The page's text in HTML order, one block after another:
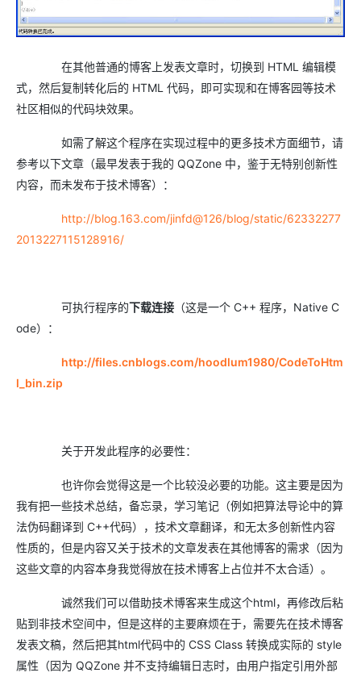
在其他普通的博客上发表文章时，切换到 HTML 编辑模
式，然后复制转化后的 HTML 代码，即可实现和在博客园等技术
社区相似的代码块效果。
如需了解这个程序在实现过程中的更多技术方面细节，请
参考以下文章（最早发表于我的 QQZone 中，鉴于无特别创新性
内容，而未发布于技术博客）：
http://blog.163.com/jinfd@126/blog/static/62332277
2013227115128916/
可执行程序的下载连接 （这是一个 C++ 程序，Native C
ode）：
http://files.cnblogs.com/hoodlum1980/CodeToHtm
l_bin.zip
关于开发此程序的必要性：
也许你会觉得这是一个比较没必要的功能。这主要是因为
我有把一些技术总结，备忘录，学习笔记（例如把算法导论中的算
法伪码翻译到 C++代码），技术文章翻译，和无太多创新性内容
性质的，但是内容又关于技术的文章发表在其他博客的需求（因为
这些文章的内容本身我觉得放在技术博客上占位并不太合适）。
诚然我们可以借助技术博客来生成这个html，再修改后粘
贴到非技术空间中，但是这样的主要麻烦在于，需要先在技术博客
发表文稿，然后把其html代码中的 CSS Class 转换成实际的 style
属性（因为 QQZone 并不支持编辑日志时，由用户指定引用外部